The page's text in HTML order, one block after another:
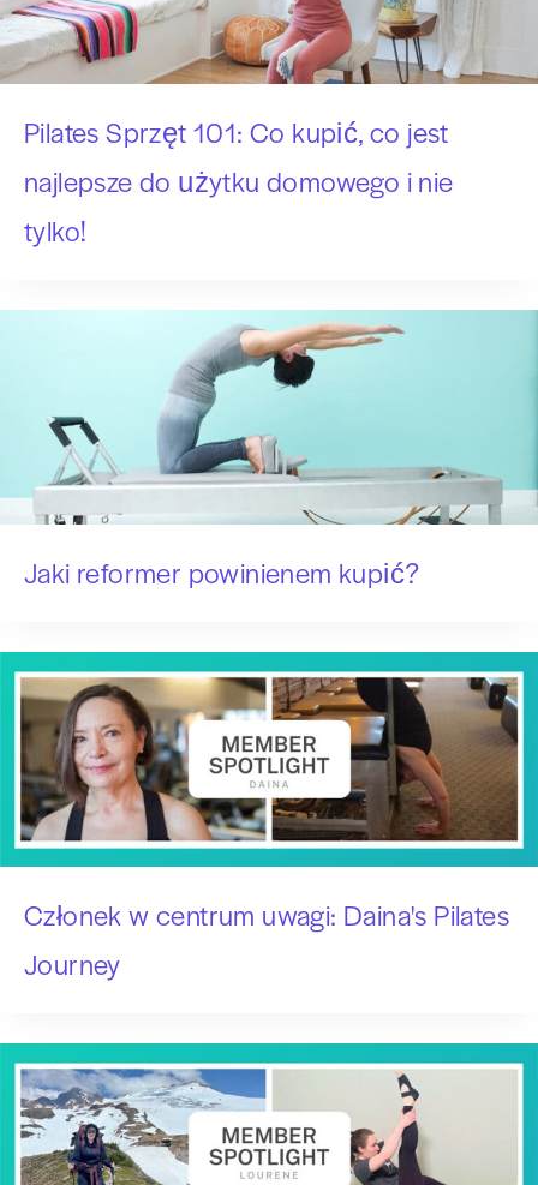
Pilates Sprzęt 101: Co kupić, co jest
najlepsze do użytku domowego i nie
tylko!
Jaki reformer powinienem kupić?
Członek w centrum uwagi: Daina's Pilates
Journey